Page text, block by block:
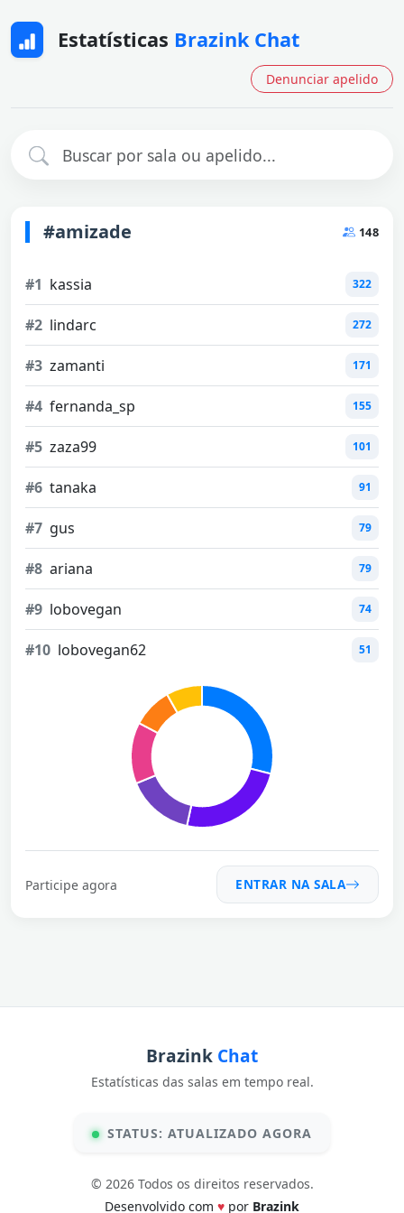
Estatísticas Brazink Chat
Denunciar apelido
#amizade 148
#1 kassia 322
#2 lindarc 272
#3 zamanti 171
#4 fernanda_sp 155
#5 zaza99 101
#6 tanaka 91
#7 gus 79
#8 ariana 79
#9 lobovegan 74
#10 lobovegan62 51
Participe agora ENTRAR NA SALA
Brazink Chat
Estatísticas das salas em tempo real.
STATUS: ATUALIZADO AGORA
© 2026 Todos os direitos reservados.
Desenvolvido com ♥ por Brazink